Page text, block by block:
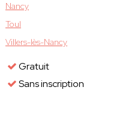
Nancy
Toul
Villers-lès-Nancy
Gratuit
Sans inscription